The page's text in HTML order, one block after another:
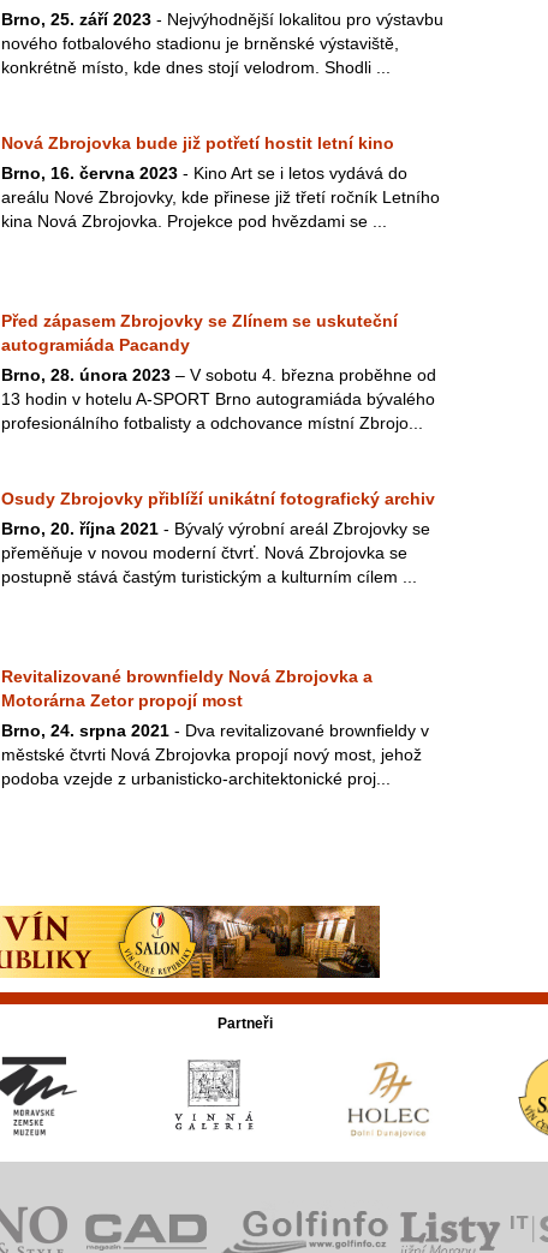
Brno, 25. září 2023 - Nejvýhodnější lokalitou pro výstavbu
nového fotbalového stadionu je brněnské výstaviště,
konkrétně místo, kde dnes stojí velodrom. Shodli ...
Nová Zbrojovka bude již potřetí hostit letní kino
Brno, 16. června 2023 - Kino Art se i letos vydává do
areálu Nové Zbrojovky, kde přinese již třetí ročník Letního
kina Nová Zbrojovka. Projekce pod hvězdami se ...
Před zápasem Zbrojovky se Zlínem se uskuteční
autogramiáda Pacandy
Brno, 28. února 2023 – V sobotu 4. března proběhne od
13 hodin v hotelu A-SPORT Brno autogramiáda bývalého
profesionálního fotbalisty a odchovance místní Zbrojo...
Osudy Zbrojovky přiblíží unikátní fotografický archiv
Brno, 20. října 2021 - Bývalý výrobní areál Zbrojovky se
přeměňuje v novou moderní čtvrť. Nová Zbrojovka se
postupně stává častým turistickým a kulturním cílem ...
Revitalizované brownfieldy Nová Zbrojovka a
Motorárna Zetor propojí most
Brno, 24. srpna 2021 - Dva revitalizované brownfieldy v
městské čtvrti Nová Zbrojovka propojí nový most, jehož
podoba vzejde z urbanisticko-architektonické proj...
Partneři